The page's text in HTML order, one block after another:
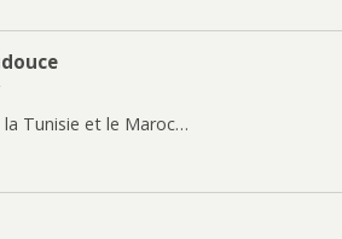
la Tunisie et le Maroc…